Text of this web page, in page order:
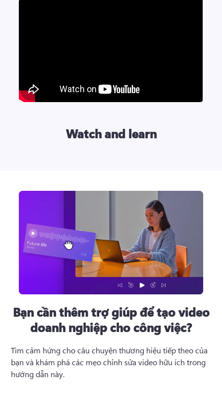
Watch and learn
Bạn cần thêm trợ giúp để tạo video
doanh nghiệp cho công việc?
Tìm cảm hứng cho câu chuyện thương hiệu tiếp theo của
bạn và khám phá các mẹo chỉnh sửa video hữu ích trong
hướng dẫn này.